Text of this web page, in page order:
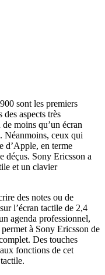
sont les premiers
aspects très
moins qu’un écran
Néanmoins, ceux qui
d’Apple, en terme
déçus. Sony Ericsson a
et un clavier
des notes ou de
l’écran tactile de 2,4
agenda professionnel,
à Sony Ericsson de
Des touches
fonctions de cet